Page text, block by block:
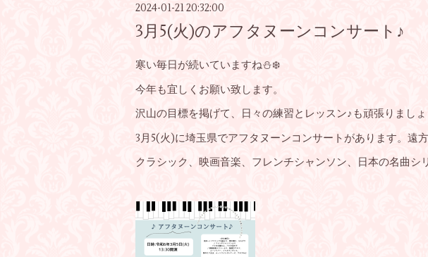
2024-01-21 20:32:00
3月5(火)のアフタヌーンコンサート♪
寒い毎日が続いていますね⛄❄️
今年も宜しくお願い致します。
沢山の目標を掲げて、日々の練習とレッスン♪も頑張りましょ
3月5(火)に埼玉県でアフタヌーンコンサートがあります。遠
クラシック、映画音楽、フレンチシャンソン、日本の名曲シ